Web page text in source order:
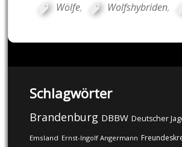
Wölfe, Wolfshybriden,
Schlagwörter
Brandenburg DBBW Deutscher
Emsland Ernst-Ingolf Angermann